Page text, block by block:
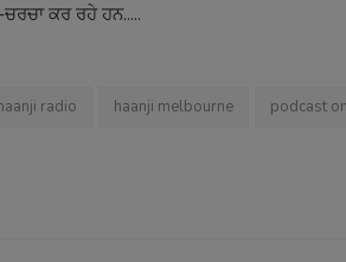
ਕਰ ਰਹੇ ਹਨ.....
radio haanji melbourne podcast